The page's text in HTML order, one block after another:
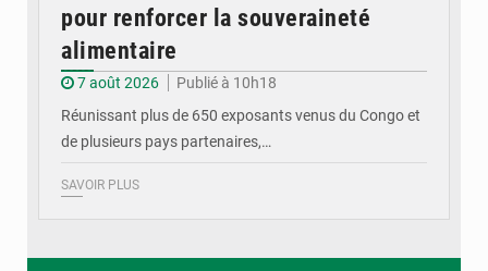
pour renforcer la souveraineté
alimentaire
7 août 2026
Publié à 10h18
Réunissant plus de 650 exposants venus du Congo et
de plusieurs pays partenaires,…
SAVOIR PLUS